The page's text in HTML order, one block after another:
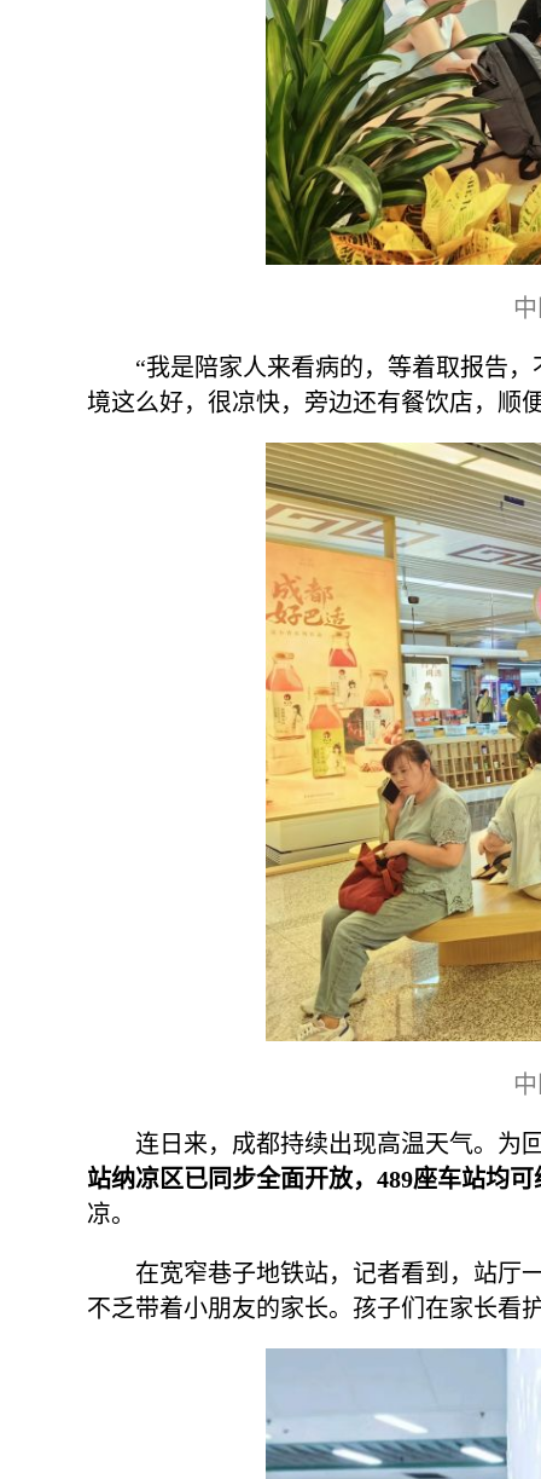
“我是陪家人来看病的，等着取报告
境这么好，很凉快，旁边还有餐饮店，顺
连日来，成都持续出现高温天气。为
站纳凉区已同步全面开放，489座车站均可
凉。
在宽窄巷子地铁站，记者看到，站厅
不乏带着小朋友的家长。孩子们在家长看